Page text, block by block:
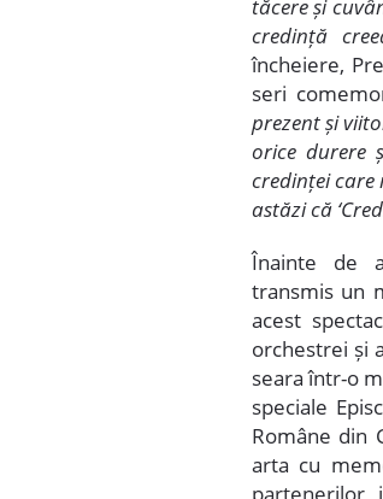
tăcere și
credință
încheiere,
seri
prezent și
orice durere
credinței care
astăzi că
Înainte de
transmis un
acest
orchestrei și
seara într-o
speciale
Române din
arta cu
partenerilor